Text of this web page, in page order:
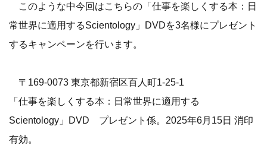
このような中今回はこちらの「仕事を楽しくする本：日
常世界に適用するScientology」DVDを3名様にプレゼント
するキャンペーンを行います。
〒169-0073 東京都新宿区百人町1-25-1
「仕事を楽しくする本：日常世界に適用する
Scientology」DVD プレゼント係。2025年6月15日 消印
有効。